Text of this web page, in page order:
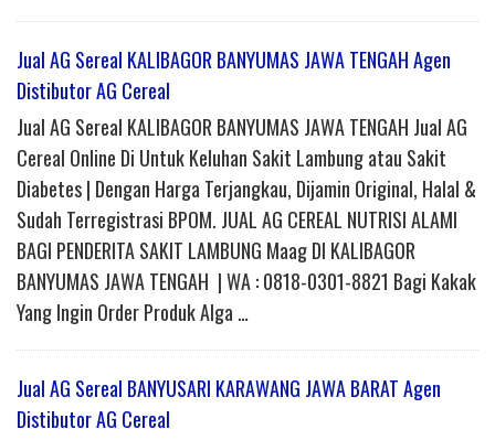
Jual AG Sereal KALIBAGOR BANYUMAS JAWA TENGAH Agen
Distibutor AG Cereal
Jual AG Sereal KALIBAGOR BANYUMAS JAWA TENGAH Jual AG
Cereal Online Di Untuk Keluhan Sakit Lambung atau Sakit
Diabetes | Dengan Harga Terjangkau, Dijamin Original, Halal &
Sudah Terregistrasi BPOM. JUAL AG CEREAL NUTRISI ALAMI
BAGI PENDERITA SAKIT LAMBUNG Maag DI KALIBAGOR
BANYUMAS JAWA TENGAH | WA : 0818-0301-8821 Bagi Kakak
Yang Ingin Order Produk Alga …
Jual AG Sereal BANYUSARI KARAWANG JAWA BARAT Agen
Distibutor AG Cereal